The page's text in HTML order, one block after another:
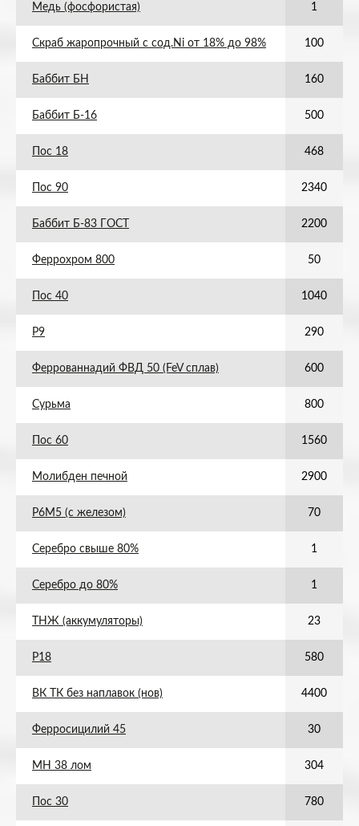
Медь (фосфористая) 1
Скраб жаропрочный с сод.Ni от 18% до 98% 100
Баббит БН 160
Баббит Б-16 500
Пос 18 468
Пос 90 2340
Баббит Б-83 ГОСТ 2200
Феррохром 800 50
Пос 40 1040
Р9 290
Феррованнадий ФВД 50 (FeV сплав) 600
Сурьма 800
Пос 60 1560
Молибден печной 2900
Р6М5 (с железом) 70
Серебро свыше 80% 1
Серебро до 80% 1
ТНЖ (аккумуляторы) 23
Р18 580
ВК ТК без наплавок (нов) 4400
Ферросицилий 45 30
МН 38 лом 304
Пос 30 780